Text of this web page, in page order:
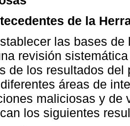
de la
las bases
revisión
de los resultados
áreas de
maliciosas y de
los siguientes